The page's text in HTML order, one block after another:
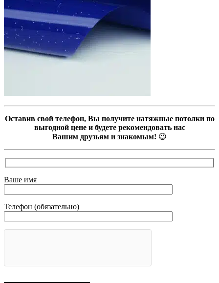
Оставив свой телефон, Вы получите натяжные потолки по
выгодной цене и будете рекомендовать нас
Вашим друзьям и знакомым! 😉
Ваше имя
Телефон (обязательно)